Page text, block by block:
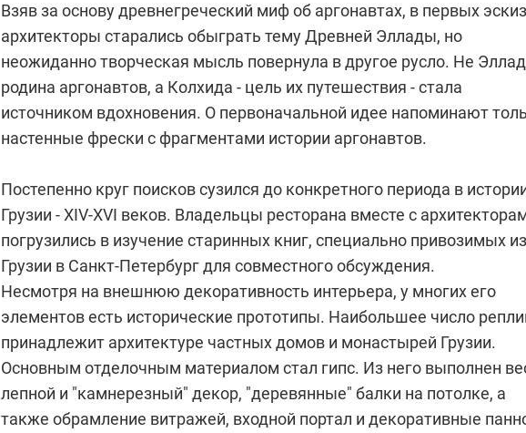
Взяв за основу древнегреческий миф об аргонавтах, в первых
архитекторы старались обыграть тему Древней Эллады, но
неожиданно творческая мысль повернула в другое русло. Не
родина аргонавтов, а Колхида - цель их путешествия - стала
источником вдохновения. О первоначальной идее напоминают
настенные фрески с фрагментами истории аргонавтов.
Постепенно круг поисков сузился до конкретного периода в
Грузии - ХIV-XVI веков. Владельцы ресторана вместе с
погрузились в изучение старинных книг, специально привозимых из
Грузии в Санкт-Петербург для совместного обсуждения.
Несмотря на внешнюю декоративность интерьера, у многих его
элементов есть исторические прототипы. Наибольшее число
принадлежит архитектуре частных домов и монастырей Грузии.
Основным отделочным материалом стал гипс. Из него выполнен
лепной и "камнерезный" декор, "деревянные" балки на потолке, а
также обрамление витражей, входной портал и декоративные